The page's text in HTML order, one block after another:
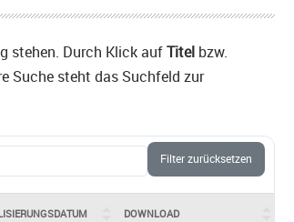
stehen. Durch Klick aufTitel bzw.
Suche steht das Suchfeld zur
Filter zurücksetzen
DOWNLOAD